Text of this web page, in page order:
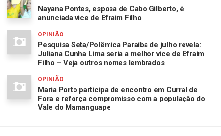
Nayana Pontes, esposa de Cabo Gilberto, é
anunciada vice de Efraim Filho
OPINIÃO
Pesquisa Seta/Polêmica Paraíba de julho revela:
Juliana Cunha Lima seria a melhor vice de Efraim
Filho – Veja outros nomes lembrados
OPINIÃO
Maria Porto participa de encontro em Curral de
Fora e reforça compromisso com a população do
Vale do Mamanguape